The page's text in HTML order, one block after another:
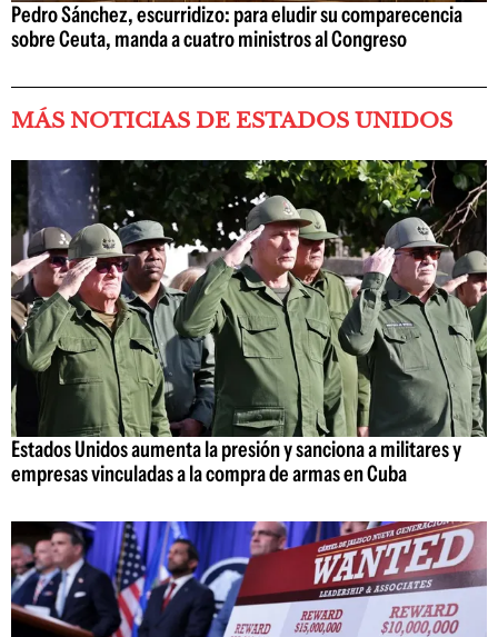
Pedro Sánchez, escurridizo: para eludir su comparecencia
sobre Ceuta, manda a cuatro ministros al Congreso
MÁS NOTICIAS DE ESTADOS UNIDOS
Estados Unidos aumenta la presión y sanciona a militares y
empresas vinculadas a la compra de armas en Cuba